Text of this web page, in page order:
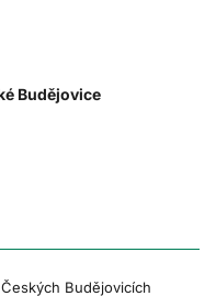
Budějovice
Budějovicích